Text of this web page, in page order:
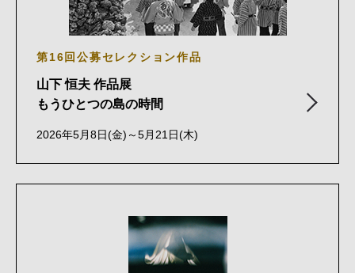
第16回公募セレクション作品
山下 恒夫 作品展
もうひとつの島の時間
2026年5月8日(金)～5月21日(木)